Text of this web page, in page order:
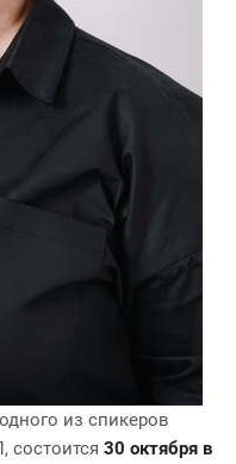
из спикеров
состоится 30 октября в